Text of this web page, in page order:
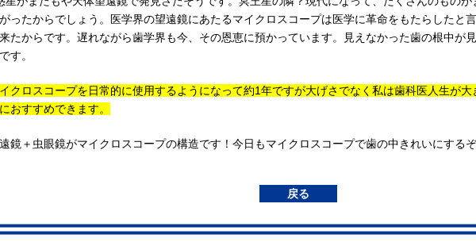
ったからでしょう。医学界の望遠鏡にあたるマイクロスコープは医学に革命をもたらしたと
たからです。遅れながら歯学界も今、その恩恵に預かっています。見えなかった歯の根中が
す。
クロスコープを日常的に使用するようになって約1年ですが大げさでなく私は歯科医人生が
おすすめできます。
鏡＋虫眼鏡がマイクロスコープの構造です！今日もマイクロスコープで歯の中きれいにする
戻る